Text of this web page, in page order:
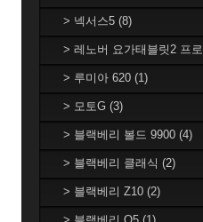
> 넥서스5 (8)
> 레노버 요가태블릿2 프로
> 루미아 620 (1)
> 모토G (3)
> 블랙베리 볼드 9900 (4)
> 블랙베리 클래식 (2)
> 블랙베리 Z10 (2)